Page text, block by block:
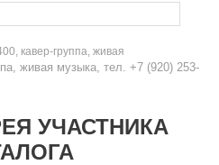
кавер-группа, живая
живая музыка, тел. +7 (920) 253-
УЧАСТНИКА